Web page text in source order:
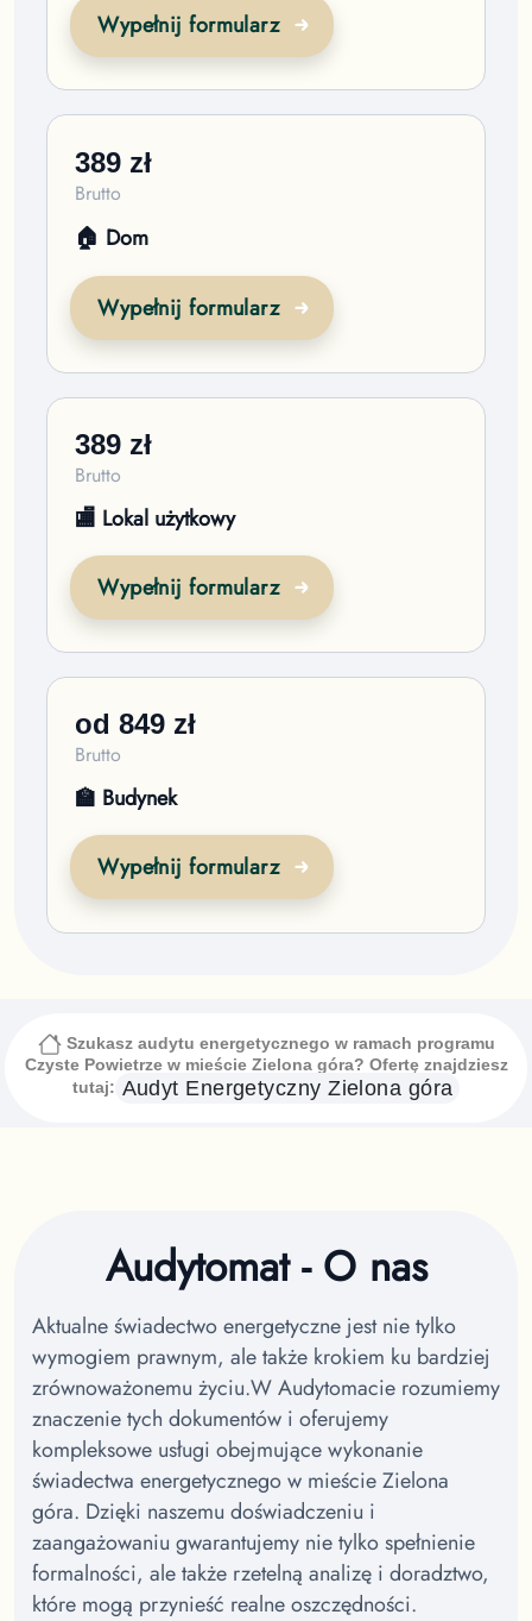
Wypełnij formularz
389 zł
Brutto
🏠 Dom
Wypełnij formularz
389 zł
Brutto
🏬 Lokal użytkowy
Wypełnij formularz
od849 zł
Brutto
🏫 Budynek
Wypełnij formularz
Szukasz audytu energetycznego w ramach programu
Czyste Powietrze w mieście Zielona góra? Ofertę znajdziesz
tutaj: Audyt EnergetycznyZielona góra
Audytomat - O nas
Aktualne świadectwo energetyczne jest nie tylko
wymogiem prawnym, ale także krokiem ku bardziej
zrównoważonemu życiu.W Audytomacie rozumiemy
znaczenie tych dokumentów i oferujemy
kompleksowe usługi obejmujące wykonanie
świadectwa energetycznego w mieście Zielona
góra. Dzięki naszemu doświadczeniu i
zaangażowaniu gwarantujemy nie tylko spełnienie
formalności, ale także rzetelną analizę i doradztwo,
które mogą przynieść realne oszczędności.